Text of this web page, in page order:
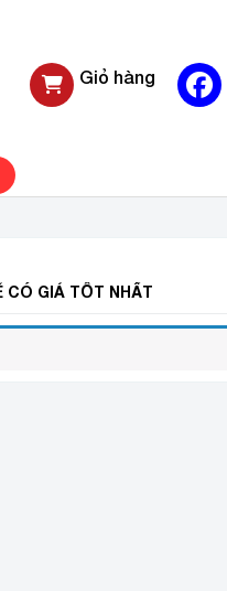
Giỏ hàng
CÓ GIÁ TỐT NHẤT